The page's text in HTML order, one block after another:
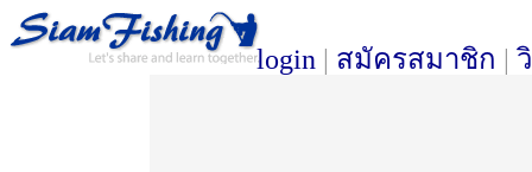
login | สมัครสมาชิก |